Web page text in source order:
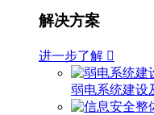
解决方案
进一步了解 
弱电系统建设